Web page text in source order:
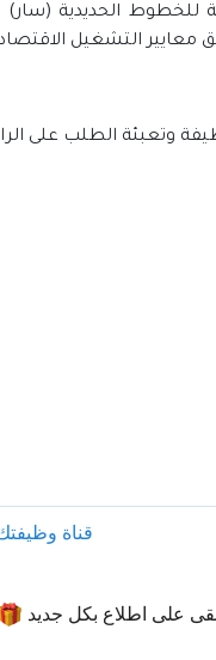
للخطوط
التشغيل